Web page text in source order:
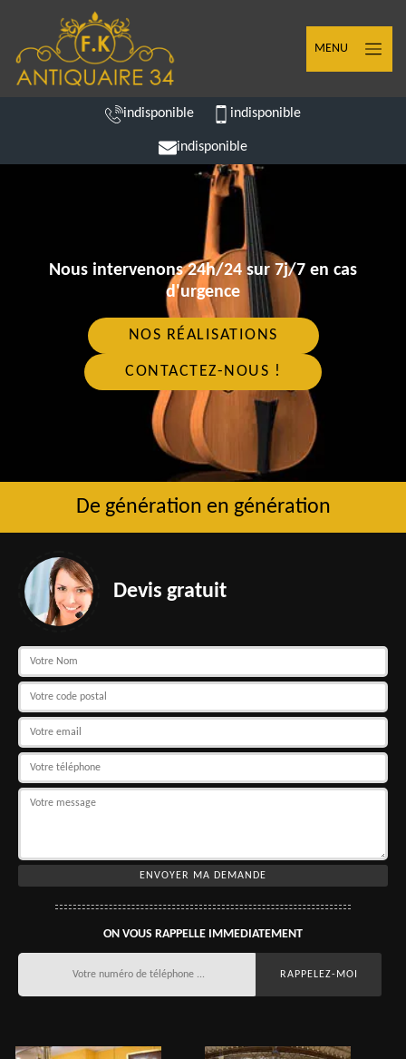
MENU
indisponible indisponible
indisponible
Nous intervenons 24h/24 sur 7j/7 en cas
d'urgence
NOS RÉALISATIONS
CONTACTEZ-NOUS !
De génération en génération
Devis gratuit
ON VOUS RAPPELLE IMMEDIATEMENT